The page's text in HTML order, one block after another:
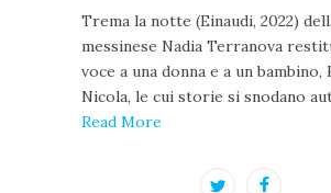
Trema la notte (Einaudi, 2022)
messinese Nadia Terranova
voce a una donna e a un bambino,
Nicola, le cui storie si snodano
Read More